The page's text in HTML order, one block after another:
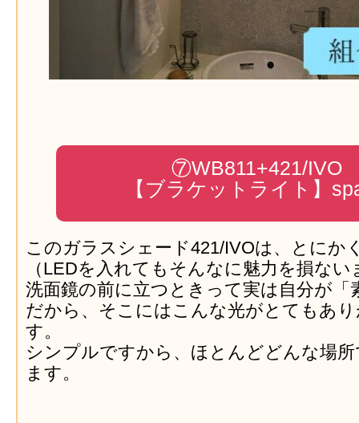
⑦WB811+421/IVO
【ブラケットライト】
このガラスシェード421/IVOは、とにか
（LEDを入れてもそんなに魅力を損ない
洗面鏡の前に立つときって実は自分が「
だから、そこにはこんな光がとてもあ
す。
シンプルですから、ほとんどどんな場
ます。